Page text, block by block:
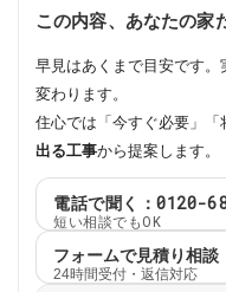
この内容、あなたの家
早見はあくまで目安です。
変わります。
住心では「今すぐ必要」「
出る工事から提案します。
電話で聞く：0120-
短い相談でもOK
フォームで見積り相談
24時間受付・返信対応